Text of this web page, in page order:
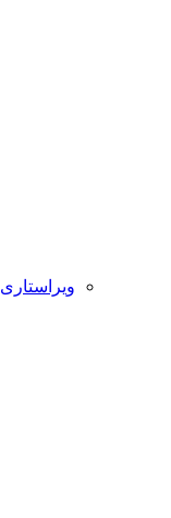
ویراستاری